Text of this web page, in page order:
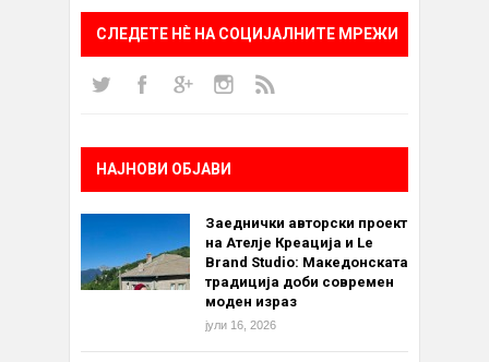
СЛЕДЕТЕ НÈ НА СОЦИЈАЛНИТЕ МРЕЖИ
НАЈНОВИ ОБЈАВИ
Заеднички авторски проект
на Ателје Креација и Le
Brand Studio: Македонската
традиција доби современ
моден израз
јули 16, 2026